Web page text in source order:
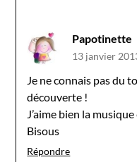
Papotinette
13 janvier
Je ne connais pas du
découverte !
J’aime bien la
Bisous
Répondre